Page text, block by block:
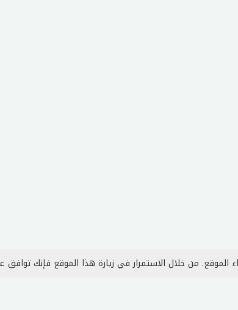
من خلال الاستمرار في زيارة هذا الموقع فإنك توافق